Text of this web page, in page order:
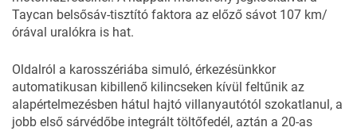
Taycan belsősáv-tisztító faktora az előző sávot 107 km/
órával uralókra is hat.
Oldalról a karosszériába simuló, érkezésünkkor
automatikusan kibillenő kilincseken kívül feltűnik az
alapértelmezésben hátul hajtó villanyautótól szokatlanul, a
jobb első sárvédőbe integrált töltőfedél, aztán a 20-as